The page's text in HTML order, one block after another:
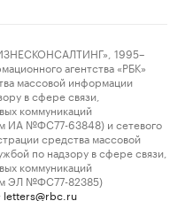
1995–
агентства «РБК»
массовой информации
в сфере связи,
коммуникаций
ИА №ФС77-63848) и сетевого
средства массовой
по надзору в сфере связи,
коммуникаций
ЭЛ №ФС77-82385)
letters@rbc.ru